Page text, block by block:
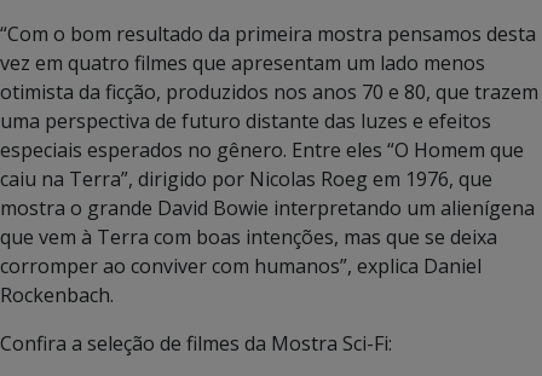
“Com o bom resultado da primeira mostra pensamos desta
vez em quatro filmes que apresentam um lado menos
otimista da ficção, produzidos nos anos 70 e 80, que trazem
uma perspectiva de futuro distante das luzes e efeitos
especiais esperados no gênero. Entre eles “O Homem que
caiu na Terra”, dirigido por Nicolas Roeg em 1976, que
mostra o grande David Bowie interpretando um alienígena
que vem à Terra com boas intenções, mas que se deixa
corromper ao conviver com humanos”, explica Daniel
Rockenbach.
Confira a seleção de filmes da Mostra Sci-Fi: